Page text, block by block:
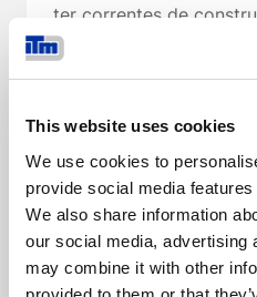
This website uses cookies
We use cookies to
provide social media
We also share information
our social media, advertising
may combine it with other
ter correntes de
equipados com
positiva de pinos) ou
LEIA